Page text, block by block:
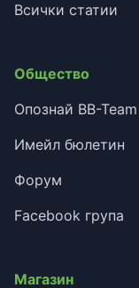
Всички статии
Общество
Опознай BB-Team
Имейл бюлетин
Форум
Facebook група
Магазин